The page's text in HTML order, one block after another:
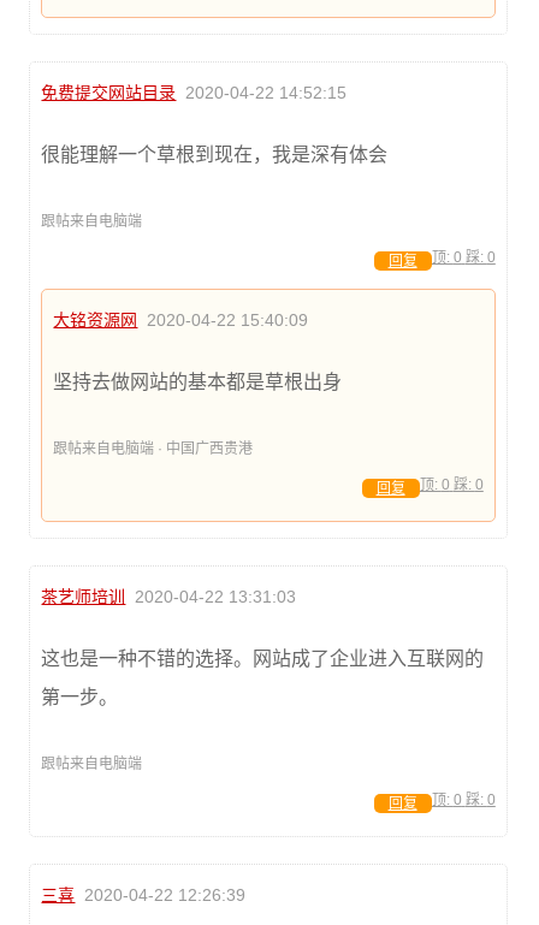
免费提交网站目录 2020-04-22 14:52:15
很能理解一个草根到现在，我是深有体会
跟帖来自电脑端
顶: 0 踩: 0
回复
大铭资源网 2020-04-22 15:40:09
坚持去做网站的基本都是草根出身
跟帖来自电脑端 · 中国广西贵港
顶: 0 踩: 0
回复
茶艺师培训 2020-04-22 13:31:03
这也是一种不错的选择。网站成了企业进入互联网的
第一步。
跟帖来自电脑端
顶: 0 踩: 0
回复
三喜 2020-04-22 12:26:39